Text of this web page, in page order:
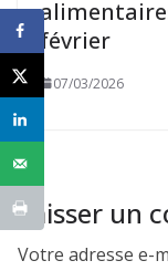
février
07/03/2026
Laisser un
Votre adresse e-